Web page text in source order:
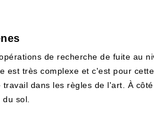
de recherche de fuite au
très complexe et c'est pour
dans les règles de l'art. À
sol.